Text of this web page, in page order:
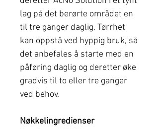
lag på det berørte området en
til tre ganger daglig. Tørrhet
kan oppstå ved hyppig bruk, så
det anbefales å starte med en
påføring daglig og deretter øke
gradvis til to eller tre ganger
ved behov.
Nøkkelingredienser